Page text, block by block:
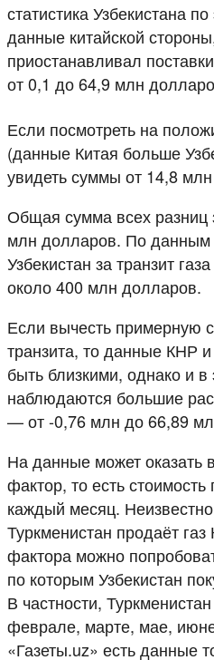
статистика Узбекистана
данные китайской
приостанавливал
от 0,1 до 64,9 млн
Если посмотреть на
(данные Китая больше
увидеть суммы от 14,8
Общая сумма всех разниц
млн долларов. По данным
Узбекистан за транзит
около 400 млн долларов.
Если вычесть примерную
транзита, то данные КНР
быть близкими, однако и в
наблюдаются большие
— от -0,76 млн до 66,89
На данные может оказать
фактор, то есть
каждый месяц.
Туркменистан продаёт
фактора можно
по которым Узбекистан
В частности,
феврале, марте, мае,
«Газеты.uz» есть данные